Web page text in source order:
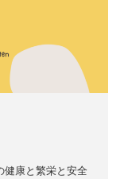
健康と繁栄と安全